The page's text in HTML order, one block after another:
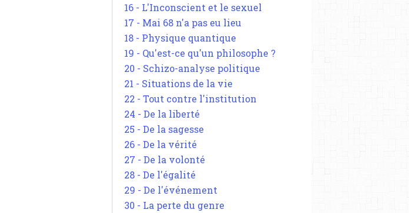
16 - L'Inconscient et le sexuel
17 - Mai 68 n'a pas eu lieu
18 - Physique quantique
19 - Qu'est-ce qu'un philosophe ?
20 - Schizo-analyse politique
21 - Situations de la vie
22 - Tout contre l'institution
24 - De la liberté
25 - De la sagesse
26 - De la vérité
27 - De la volonté
28 - De l'égalité
29 - De l'événement
30 - La perte du genre